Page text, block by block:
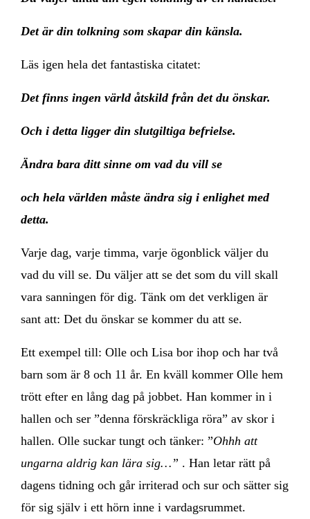
Det är din tolkning som skapar din känsla.
Läs igen hela det fantastiska citatet:
Det finns ingen värld åtskild från det du önskar.
Och i detta ligger din slutgiltiga befrielse.
Ändra bara ditt sinne om vad du vill se
och hela världen måste ändra sig i enlighet med
detta.
Varje dag, varje timma, varje ögonblick väljer du
vad du vill se. Du väljer att se det som du vill skall
vara sanningen för dig. Tänk om det verkligen är
sant att: Det du önskar se kommer du att se.
Ett exempel till: Olle och Lisa bor ihop och har två
barn som är 8 och 11 år. En kväll kommer Olle hem
trött efter en lång dag på jobbet. Han kommer in i
hallen och ser ”denna förskräckliga röra” av skor i
hallen. Olle suckar tungt och tänker: ”Ohhh att
ungarna aldrig kan lära sig…” . Han letar rätt på
dagens tidning och går irriterad och sur och sätter sig
för sig själv i ett hörn inne i vardagsrummet.